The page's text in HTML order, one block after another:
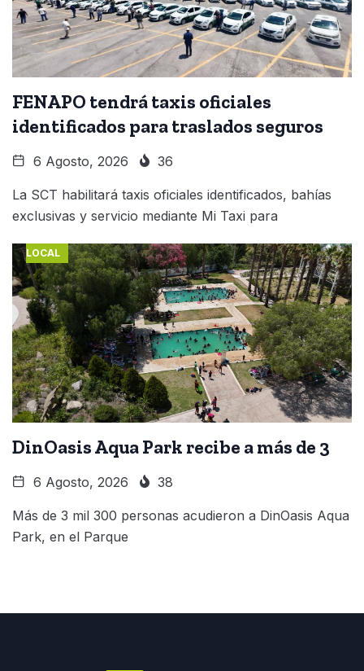
FENAPO tendrá taxis oficiales
identificados para traslados seguros
6 Agosto, 2026 36
La SCT habilitará taxis oficiales identificados, bahías
exclusivas y servicio mediante Mi Taxi para
LOCAL
DinOasis Aqua Park recibe a más de 3
6 Agosto, 2026 38
Más de 3 mil 300 personas acudieron a DinOasis Aqua
Park, en el Parque